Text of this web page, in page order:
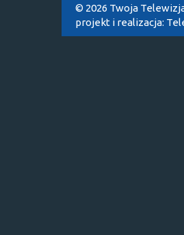
© 2026 Twoja
projekt i realizacja: